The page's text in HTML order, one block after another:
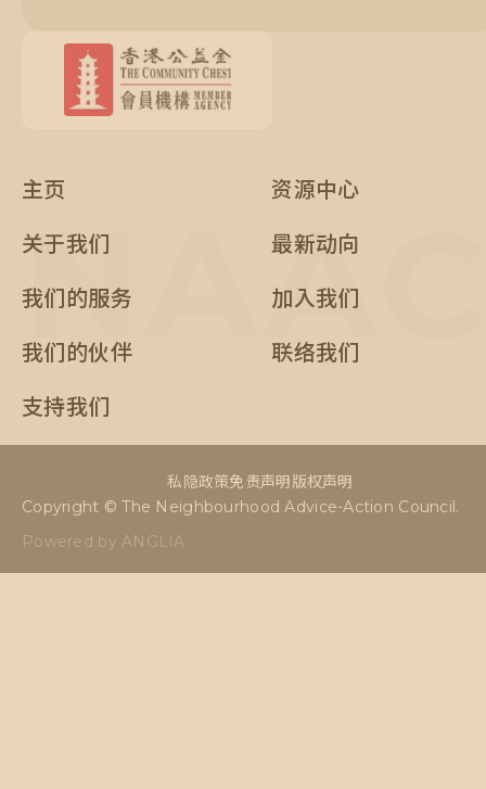
主页
关于我们
我们的服务
我们的伙伴
支持我们
资源中心
最新动向
加入我们
联络我们
Copyright © The Neighbourhood Advice-Action Council.
Powered by ANGLIA
私隐政策免责声明版权声明